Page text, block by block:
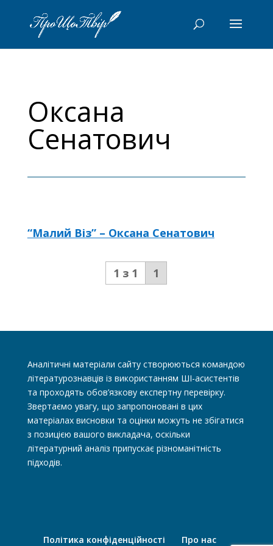
Оксана
Сенатович
“Малий Віз” – Оксана Сенатович
1 з 1 1
Аналітичні матеріали сайту створюються командою
літературознавців із використанням ШІ-асистентів
та проходять обов’язкову експертну перевірку.
Звертаємо увагу, що запропоновані в цих
матеріалах висновки та оцінки можуть не збігатися
з позицією вашого викладача, оскільки
літературний аналіз припускає різноманітність
підходів.
Політика конфіденційності Про нас